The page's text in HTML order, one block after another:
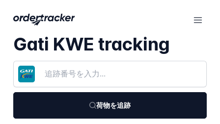
Gati KWE tracking
荷物を追跡